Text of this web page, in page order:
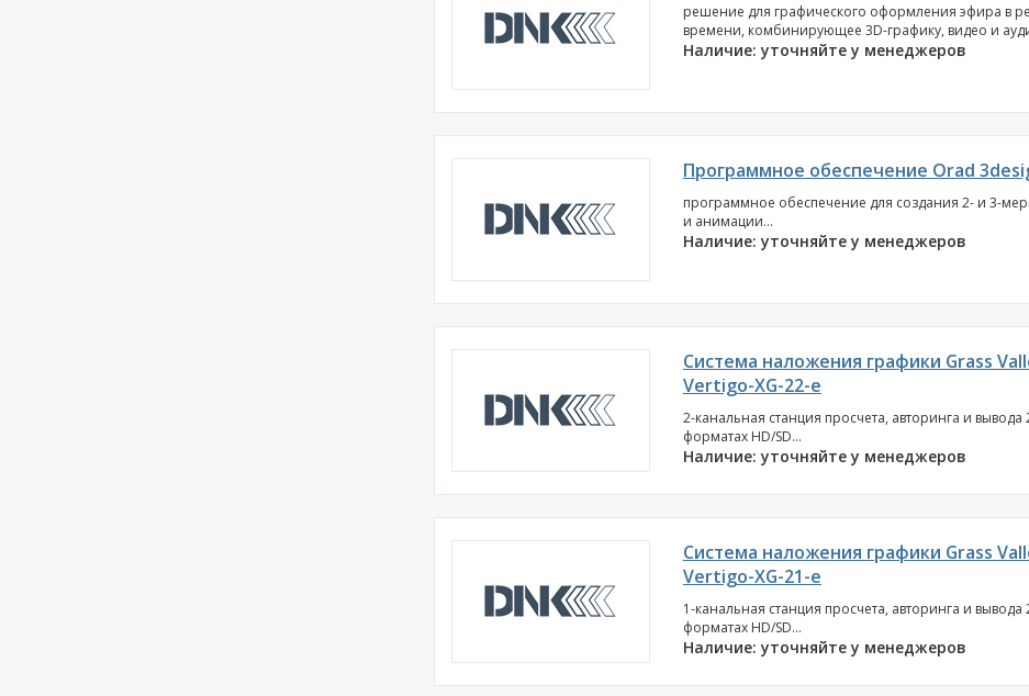
решение для графического оформления эфира в
времени, комбинирующее 3D-графику, видео и
Наличие: уточняйте у менеджеров
Программное обеспечение Orad
программное обеспечение для создания 2- и 3-
и анимации...
Наличие: уточняйте у менеджеров
Система наложения графики Grass
Vertigo-XG-22-e
2-канальная станция просчета, авторинга и вывода
форматах HD/SD...
Наличие: уточняйте у менеджеров
Система наложения графики Grass
Vertigo-XG-21-e
1-канальная станция просчета, авторинга и вывода
форматах HD/SD...
Наличие: уточняйте у менеджеров